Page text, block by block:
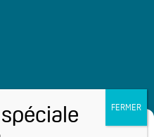
aux